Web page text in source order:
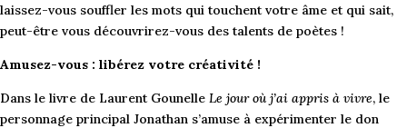
laissez-vous souffler les mots qui touchent votre âme et qui sait,
peut-être vous découvrirez-vous des talents de poètes !
Amusez-vous : libérez votre créativité !
Dans le livre de Laurent Gounelle Le jour où j’ai appris à vivre, le
personnage principal Jonathan s’amuse à expérimenter le don